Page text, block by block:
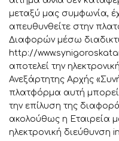
μεταξύ μας συμφωνία,
απευθυνθείτε στην
Διαφορών μέσω
http://
αποτελεί την
Ανεξάρτητης Αρχής
πλατφόρμα αυτή
την επίλυση της
ακολούθως η Εταιρεία
ηλεκτρονική διεύθυνση